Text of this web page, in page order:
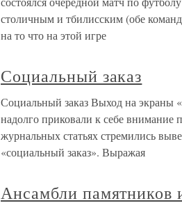
столичным и тбилисским (обе
на то что на этой игре
Социальный заказ
Социальный заказ Выход на экраны
надолго приковали к себе
журнальных статьях стремились
«социальный заказ». Выражая
Ансамбли памятников